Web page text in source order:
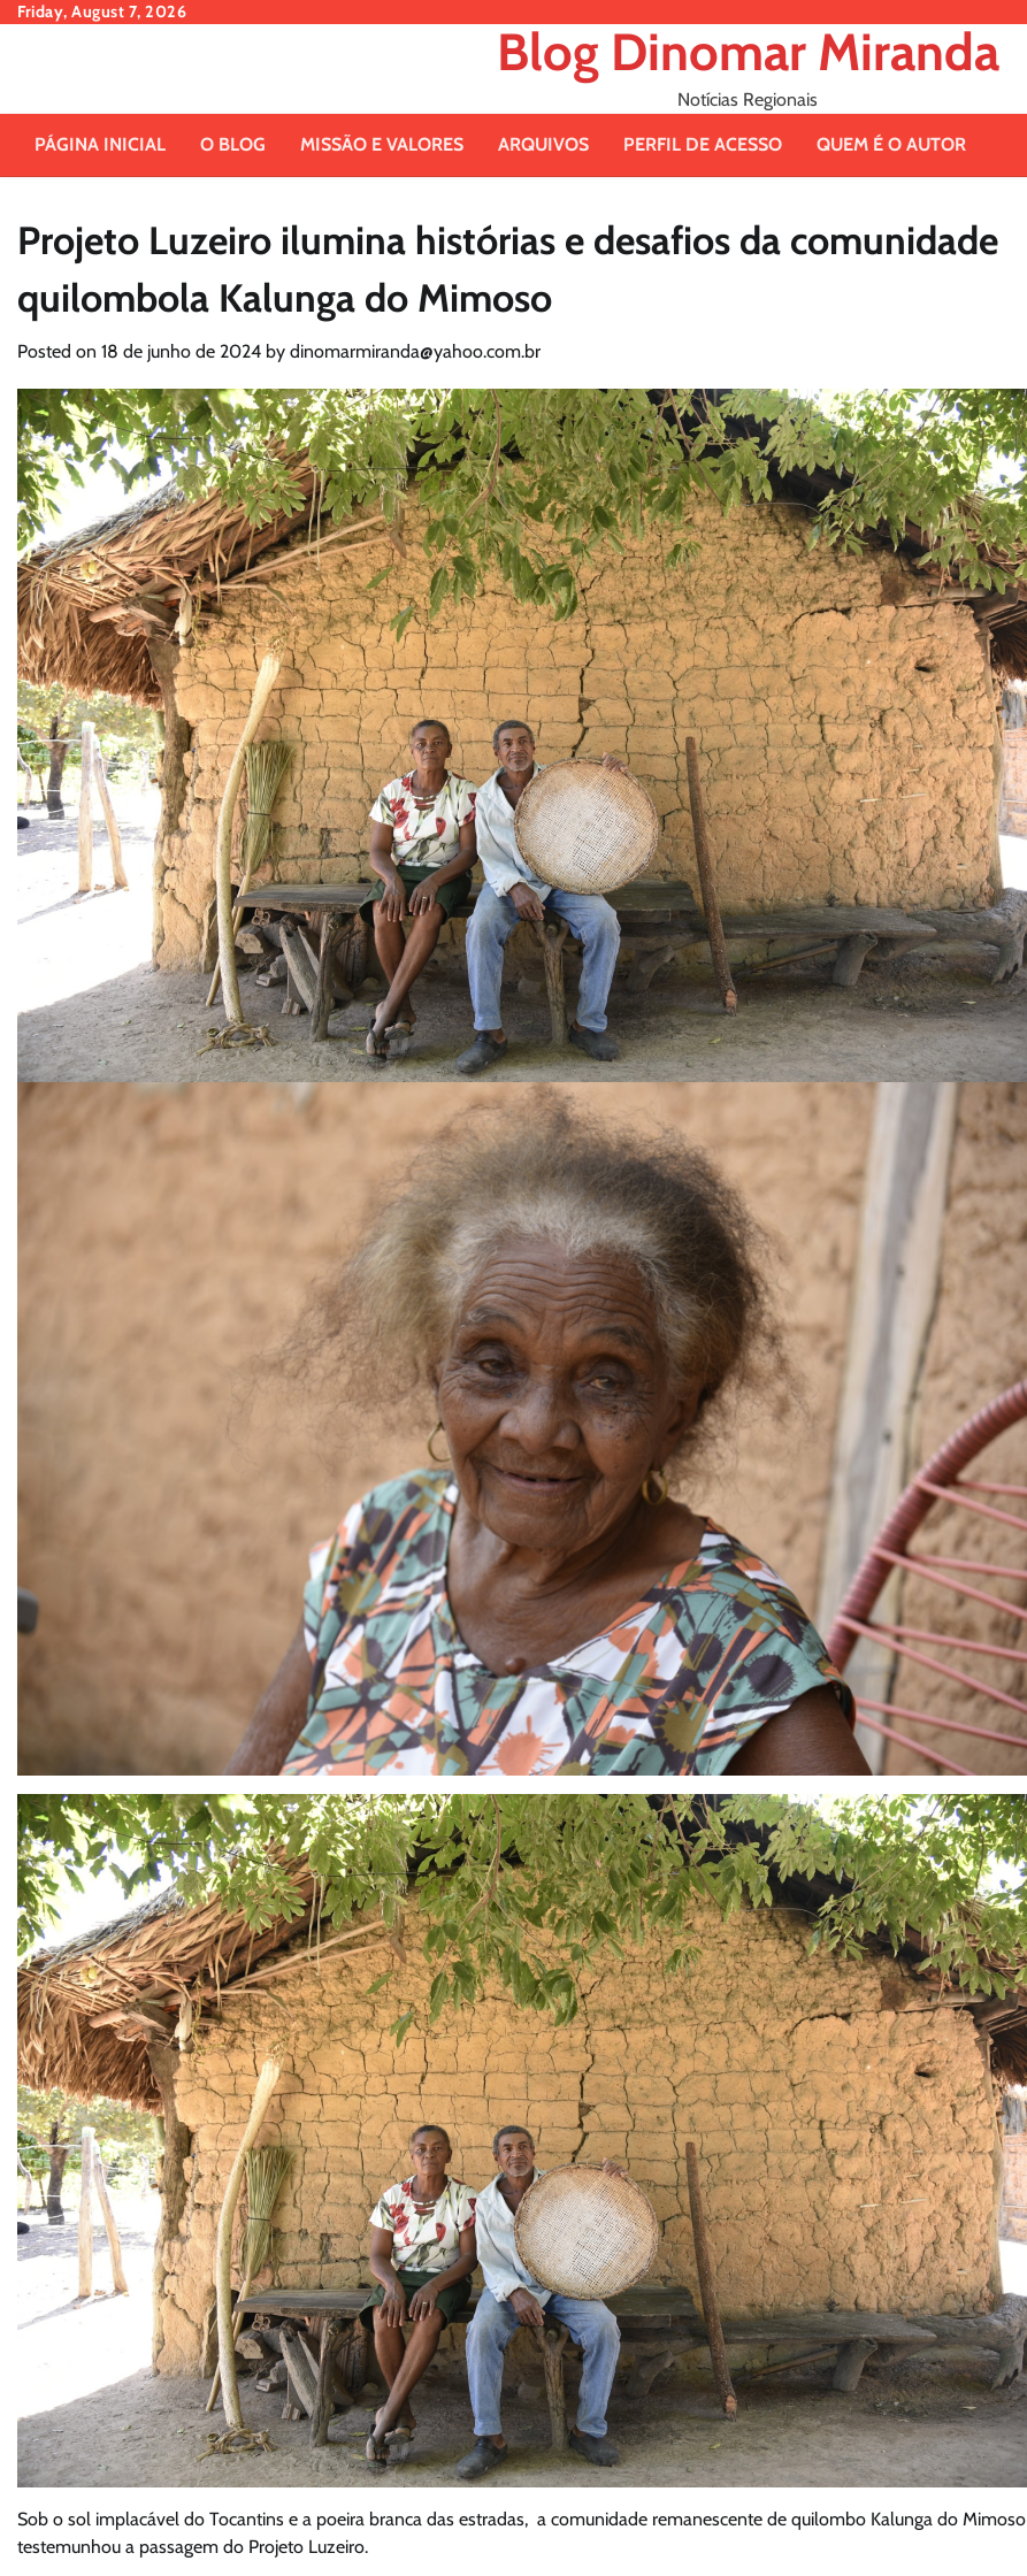
SkipFriday, August 7, 2026
Blog Dinomar Miranda
Notícias Regionais
PÁGINA INICIAL O BLOG MISSÃO E VALORES ARQUIVOS PERFIL DE ACESSO QUEM É O AUTOR
Projeto Luzeiro ilumina histórias e desafios da comunidade
quilombola Kalunga do Mimoso
Posted on 18 de junho de 2024 by dinomarmiranda@yahoo.com.br
Sob o sol implacável do Tocantins e a poeira branca das estradas, a comunidade remanescente de quilombo Kalunga do Mimoso
testemunhou a passagem do Projeto Luzeiro.